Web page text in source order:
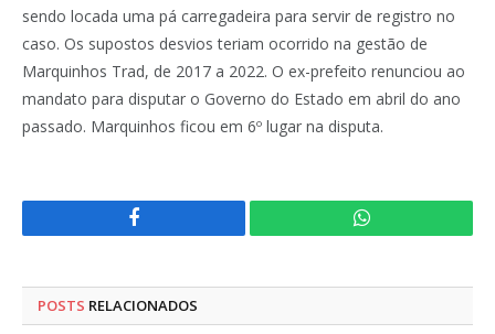
sendo locada uma pá carregadeira para servir de registro no
caso. Os supostos desvios teriam ocorrido na gestão de
Marquinhos Trad, de 2017 a 2022. O ex-prefeito renunciou ao
mandato para disputar o Governo do Estado em abril do ano
passado. Marquinhos ficou em 6º lugar na disputa.
Facebook WhatsApp
POSTS RELACIONADOS